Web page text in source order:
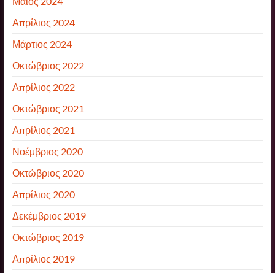
Απρίλιος 2024
Μάρτιος 2024
Οκτώβριος 2022
Απρίλιος 2022
Οκτώβριος 2021
Απρίλιος 2021
Νοέμβριος 2020
Οκτώβριος 2020
Απρίλιος 2020
Δεκέμβριος 2019
Οκτώβριος 2019
Απρίλιος 2019